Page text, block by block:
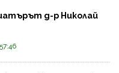
д-р Николай